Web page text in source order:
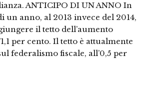
ANTICIPO DI UN ANNO In
un anno, al 2013 invece del 2014,
il tetto dell’aumento
per cento. Il tetto è attualmente
federalismo fiscale, all’0,5 per